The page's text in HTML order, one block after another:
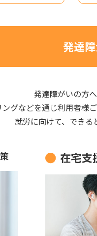
発達
発達障がいの方
グなどを通じ利用者様
就労に向けて、できる
在宅支